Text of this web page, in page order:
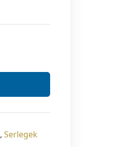
, Serlegek